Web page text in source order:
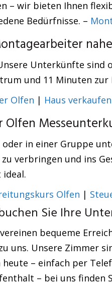
– wir bieten Ihnen
Bedürfnisse. –
Unterkünfte
und 11 Minuten zur
Olfen | Haus
Olfen
oder in einer Gruppe
verbringen und ins
Olfen |
Sie Ihre
bequeme
uns. Unsere Zimmer
heute – einfach per
– bei uns finden